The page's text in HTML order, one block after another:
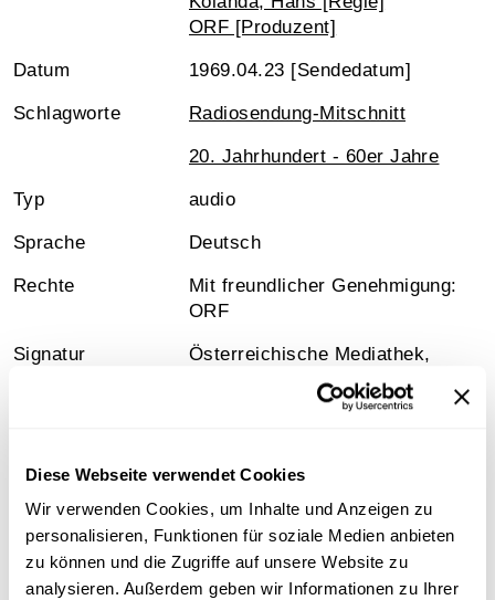
Diese Webseite verwendet Cookies
Wir verwenden Cookies, um Inhalte und Anzeigen zu
personalisieren, Funktionen für soziale Medien anbieten
zu können und die Zugriffe auf unsere Website zu
analysieren. Außerdem geben wir Informationen zu Ihrer
ORF [Produzent]
Datum 1969.04.23 [Sendedatum]
Schlagworte Radiosendung-Mitschnitt
20. Jahrhundert - 60er Jahre
Typ audio
Sprache Deutsch
Rechte
Mit freundlicher Genehmigung:
ORF
Signatur Österreichische Mediathek,
Information
Inhalt